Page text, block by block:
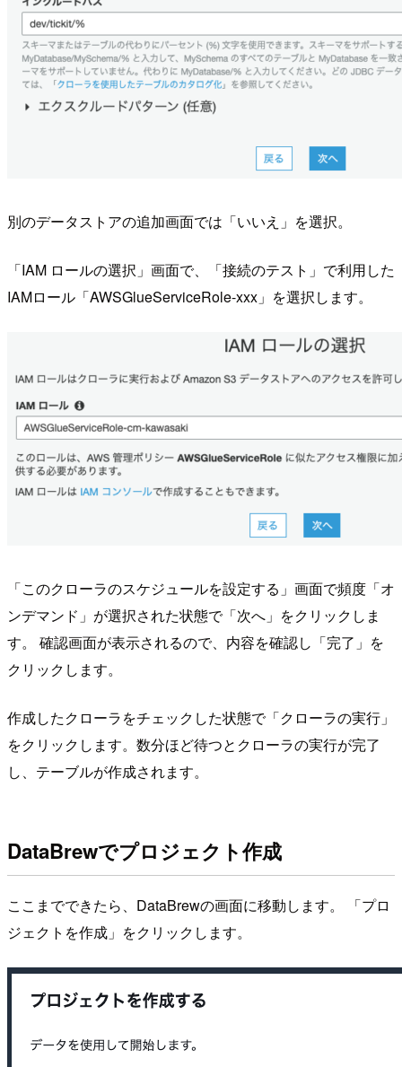
別のデータストアの追加画面では「いいえ」を選択。
「IAM ロールの選択」画面で、「接続のテスト」で利用した
IAMロール「AWSGlueServiceRole-xxx」を選択します。
「このクローラのスケジュールを設定する」画面で頻度「オ
ンデマンド」が選択された状態で「次へ」をクリックしま
す。 確認画面が表示されるので、内容を確認し「完了」を
クリックします。
作成したクローラをチェックした状態で「クローラの実行」
をクリックします。数分ほど待つとクローラの実行が完了
し、テーブルが作成されます。
DataBrewでプロジェクト作成
ここまでできたら、DataBrewの画面に移動します。 「プロ
ジェクトを作成」をクリックします。